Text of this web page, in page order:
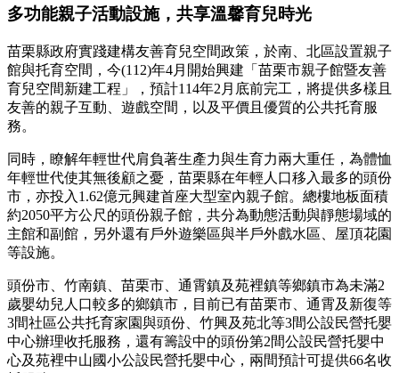
多功能親子活動設施，共享溫馨育兒時光
苗栗縣政府實踐建構友善育兒空間政策，於南、北區設置親子
館與托育空間，今(112)年4月開始興建「苗栗市親子館暨友善
育兒空間新建工程」，預計114年2月底前完工，將提供多樣且
友善的親子互動、遊戲空間，以及平價且優質的公共托育服
務。
同時，瞭解年輕世代肩負著生產力與生育力兩大重任，為體恤
年輕世代使其無後顧之憂，苗栗縣在年輕人口移入最多的頭份
市，亦投入1.62億元興建首座大型室內親子館。總樓地板面積
約2050平方公尺的頭份親子館，共分為動態活動與靜態場域的
主館和副館，另外還有戶外遊樂區與半戶外戲水區、屋頂花園
等設施。
頭份市、竹南鎮、苗栗市、通霄鎮及苑裡鎮等鄉鎮市為未滿2
歲嬰幼兒人口較多的鄉鎮市，目前已有苗栗市、通霄及新復等
3間社區公共托育家園與頭份、竹興及苑北等3間公設民營托嬰
中心辦理收托服務，還有籌設中的頭份第2間公設民營托嬰中
心及苑裡中山國小公設民營托嬰中心，兩間預計可提供66名收